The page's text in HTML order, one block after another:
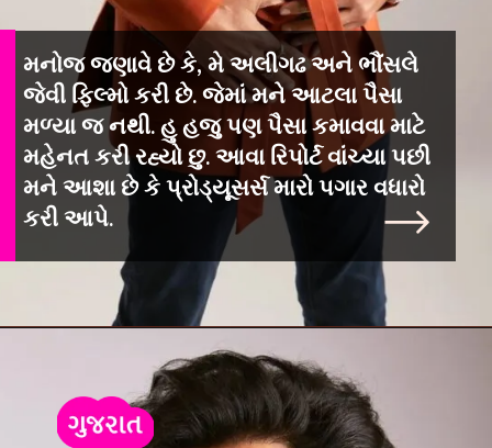
મનોજ જણાવે છે કે, મે અલીગઢ અને ભૌંસલે
જેવી ફિલ્મો કરી છે. જેમાં મને આટલા પૈસા
મળ્યા જ નથી. હુ હજુ પણ પૈસા કમાવવા માટે
મહેનત કરી રહ્યો છુ. આવા રિપોર્ટ વાંચ્યા પછી
મને આશા છે કે પ્રોડ્યૂસર્સ મારો પગાર વધારો
કરી આપે.